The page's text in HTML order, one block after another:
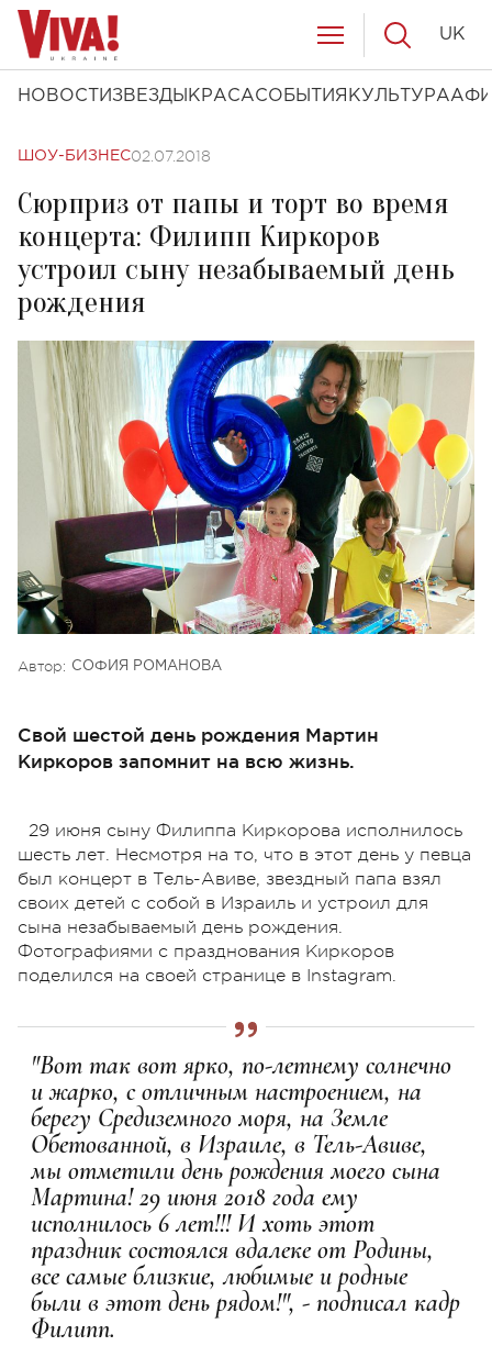
НОВОСТИ ЗВЕЗДЫ КРАСАСОБЫТИЯ КУЛЬТУРА
UK
ШОУ-БИЗНЕС02.07.2018
Сюрприз от папы и торт во время
концерта: Филипп Киркоров
устроил сыну незабываемый день
рождения
Автор: СОФИЯ РОМАНОВА
Свой шестой день рождения Мартин
Киркоров запомнит на всю жизнь.
29 июня сыну Филиппа Киркорова исполнилось
шесть лет. Несмотря на то, что в этот день у певца
был концерт в Тель-Авиве, звездный папа взял
своих детей с собой в Израиль и устроил для
сына незабываемый день рождения.
Фотографиями с празднования Киркоров
поделился на своей странице в Instagram.
"Вот так вот ярко, по-летнему солнечно
и жарко, с отличным настроением, на
берегу Средиземного моря, на Земле
Обетованной, в Израиле, в Тель-Авиве,
мы отметили день рождения моего сына
Мартина! 29 июня 2018 года ему
исполнилось 6 лет!!! И хоть этот
праздник состоялся вдалеке от Родины,
все самые близкие, любимые и родные
были в этот день рядом!", - подписал кадр
Филипп.